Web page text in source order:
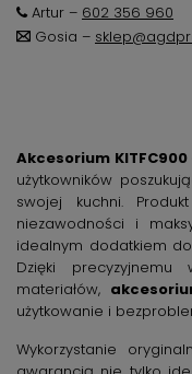
Artur – 602 356 960
Gosia –
Akcesorium
użytkowników
swojej kuchni.
niezawodności i
idealnym dodatkiem
Dzięki precyzyjnemu
materiałów,
użytkowanie i
Wykorzystanie